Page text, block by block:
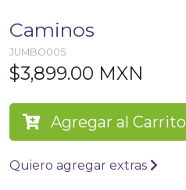
Caminos
JUMBO005
$3,899.00 MXN
Agregar al Carrito
Quiero agregar extras